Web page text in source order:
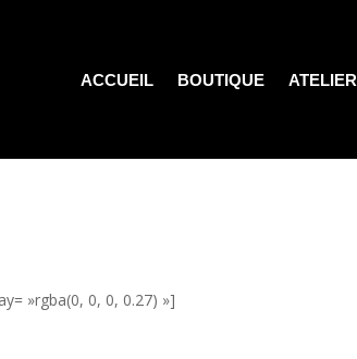
ACCUEIL BOUTIQUE ATELIER
»rgba(0, 0, 0, 0.27) »]